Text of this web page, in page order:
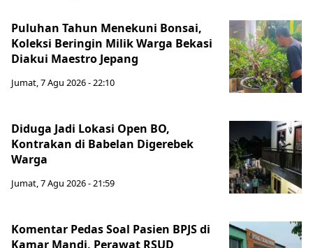
Puluhan Tahun Menekuni Bonsai,
Koleksi Beringin Milik Warga Bekasi
Diakui Maestro Jepang
Jumat, 7 Agu 2026 - 22:10
Diduga Jadi Lokasi Open BO,
Kontrakan di Babelan Digerebek
Warga
Jumat, 7 Agu 2026 - 21:59
Komentar Pedas Soal Pasien BPJS di
Kamar Mandi, Perawat RSUD